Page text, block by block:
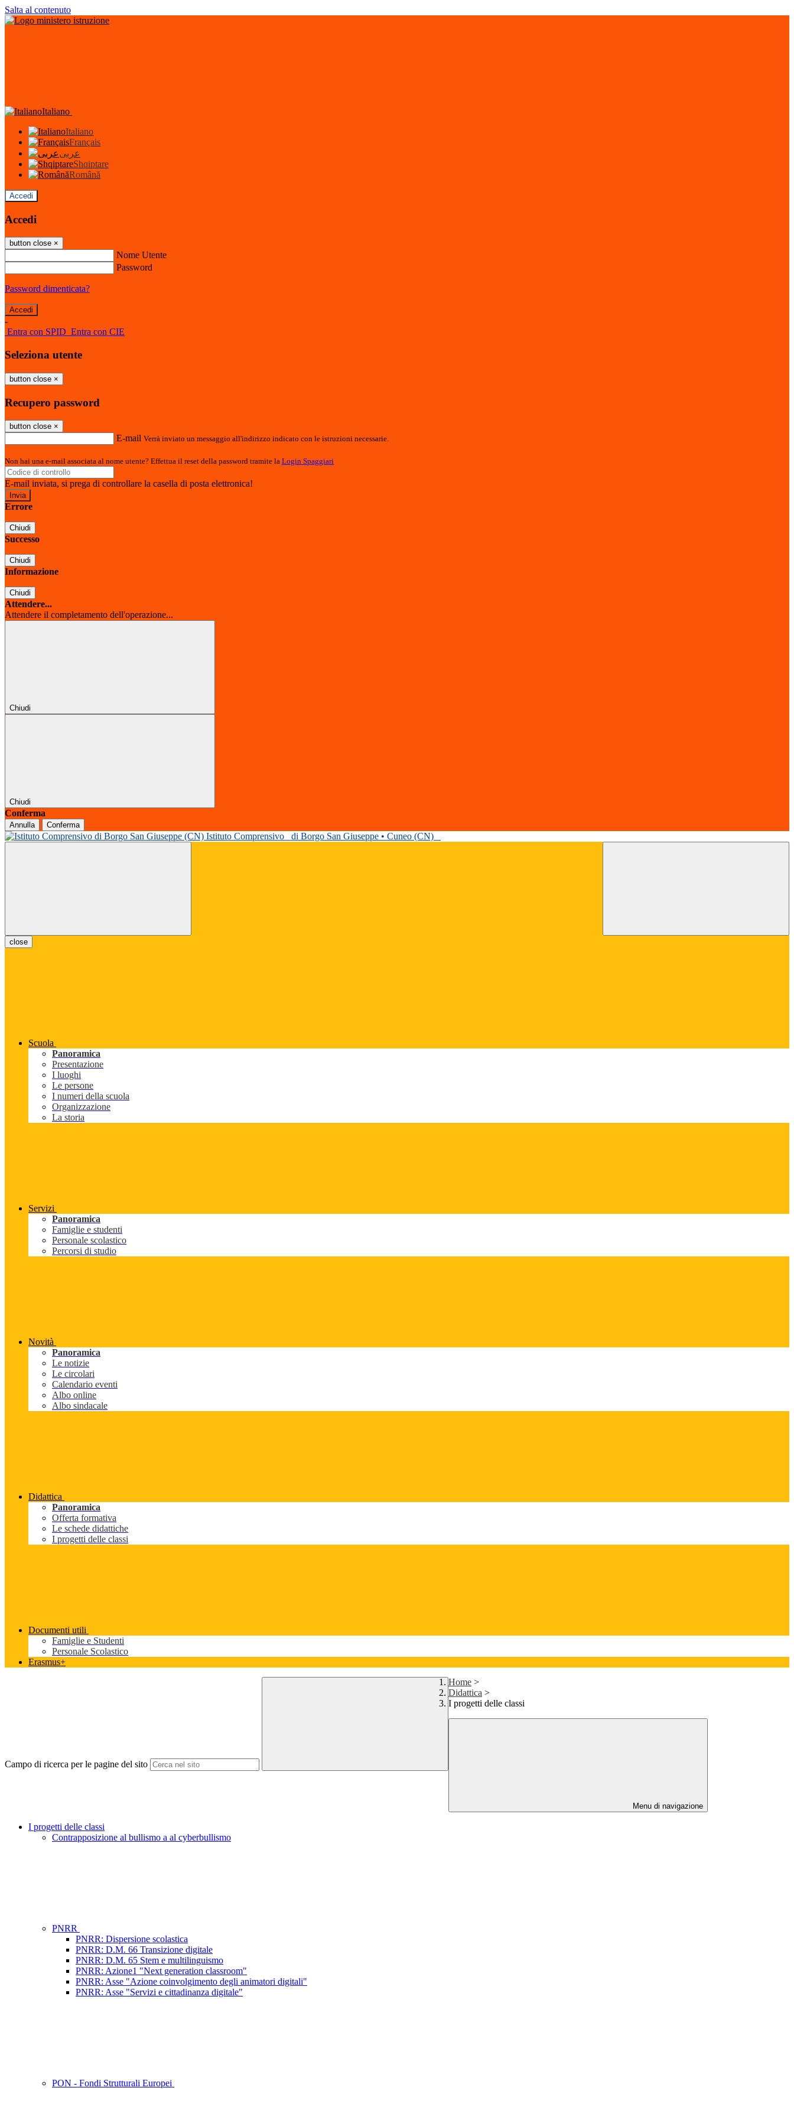
Salta al contenuto
Italiano
Italiano
Français
عربى
Shqiptare
Română
Accedi
Accedi
button close ×
Nome Utente
Password
Password dimenticata?
-
Entra con SPID Entra con CIE
Seleziona utente
button close ×
Recupero password
button close ×
E-mail Verrà inviato un messaggio all'indirizzo indicato con le istruzioni necessarie.
Non hai una e-mail associata al nome utente? Effettua il reset della password tramite la Login Spaggiari
E-mail inviata, si prega di controllare la casella di posta elettronica!
Errore
Chiudi
Successo
Chiudi
Informazione
Chiudi
Attendere...
Attendere il completamento dell'operazione...
Chiudi
Chiudi
Conferma
Annulla Conferma
Istituto Comprensivo di Borgo San Giuseppe • Cuneo (CN)
close
Scuola
Panoramica
Presentazione
I luoghi
Le persone
I numeri della scuola
Organizzazione
La storia
Servizi
Panoramica
Famiglie e studenti
Personale scolastico
Percorsi di studio
Novità
Panoramica
Le notizie
Le circolari
Calendario eventi
Albo online
Albo sindacale
Didattica
Panoramica
Offerta formativa
Le schede didattiche
I progetti delle classi
Documenti utili
Famiglie e Studenti
Personale Scolastico
Erasmus+
Campo di ricerca per le pagine del sito
Home >
Didattica >
I progetti delle classi
Menu di navigazione
I progetti delle classi
Contrapposizione al bullismo a al cyberbullismo
PNRR
PNRR: Dispersione scolastica
PNRR: D.M. 66 Transizione digitale
PNRR: D.M. 65 Stem e multilinguismo
PNRR: Azione1 "Next generation classroom"
PNRR: Asse "Azione coinvolgimento degli animatori digitali"
PNRR: Asse "Servizi e cittadinanza digitale"
PON - Fondi Strutturali Europei